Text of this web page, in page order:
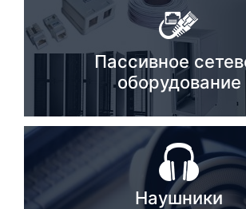
Пассивное
оборудование
Наушники